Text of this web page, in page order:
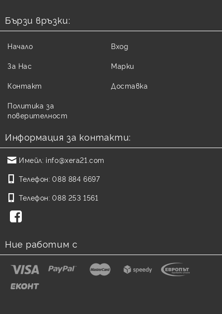
Бързи връзки:
Начало
За Нас
Контакт
Политика за
поверителност
Вход
Марки
Доставка
Информация за контакти:
Имейл: info@xera21.com
Телефон: 088 884 6697
Телефон: 088 253 1561
Ние работим с